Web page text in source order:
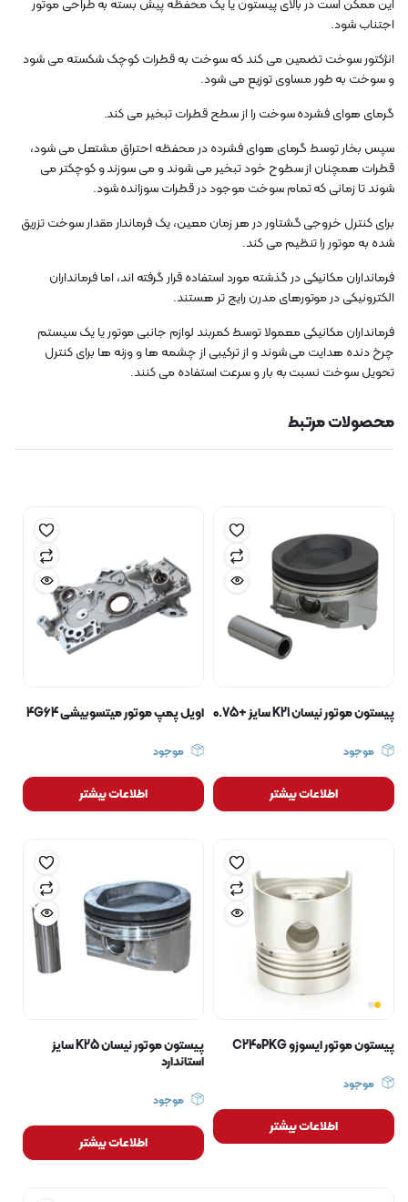
این ممکن است در بالای پیستون یا یک محفظه پیش بسته به طراحی موتور
اجتناب شود.
انژکتور سوخت تضمین می کند که سوخت به قطرات کوچک شکسته می شود
و سوخت به طور مساوی توزیع می شود.
گرمای هوای فشرده سوخت را از سطح قطرات تبخیر می کند.
سپس بخار توسط گرمای هوای فشرده در محفظه احتراق مشتعل می شود،
قطرات همچنان از سطوح خود تبخیر می شوند و می سوزند و کوچکتر می
شوند تا زمانی که تمام سوخت موجود در قطرات سوزانده شود.
برای کنترل خروجی گشتاور در هر زمان معین، یک فرماندار مقدار سوخت تزریق
شده به موتور را تنظیم می کند.
فرمانداران مکانیکی در گذشته مورد استفاده قرار گرفته اند، اما فرمانداران
الکترونیکی در موتورهای مدرن رایج تر هستند.
فرمانداران مکانیکی معمولا توسط کمربند لوازم جانبی موتور یا یک سیستم
چرخ دنده هدایت می شوند و از ترکیبی از چشمه ها و وزنه ها برای کنترل
تحویل سوخت نسبت به بار و سرعت استفاده می کنند.
محصولات مرتبط
پیستون موتور نیسان K21 سایز +0.75
موجود
اطلاعات بیشتر
اویل پمپ موتور میتسوبیشی 4G64
موجود
اطلاعات بیشتر
پیستون موتور ایسوزو C240PKG
موجود
اطلاعات بیشتر
پیستون موتور نیسان K25 سایز
استاندارد
موجود
اطلاعات بیشتر